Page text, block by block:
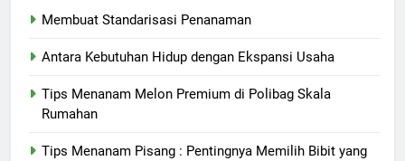
Membuat Standarisasi Penanaman
Antara Kebutuhan Hidup dengan Ekspansi Usaha
Tips Menanam Melon Premium di Polibag Skala
Rumahan
Tips Menanam Pisang : Pentingnya Memilih Bibit yang